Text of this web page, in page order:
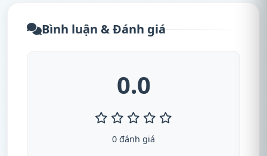
Bình luận & Đánh giá
0.0
0 đánh giá